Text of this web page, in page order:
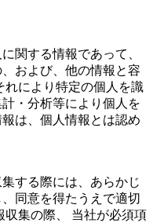
関する情報であって、
および、他の情報と容
れにより特定の個人を識
・分析等により個人を
は、個人情報とは認め
する際には、あらかじ
同意を得たうえで適切
収集の際、 当社が必須項